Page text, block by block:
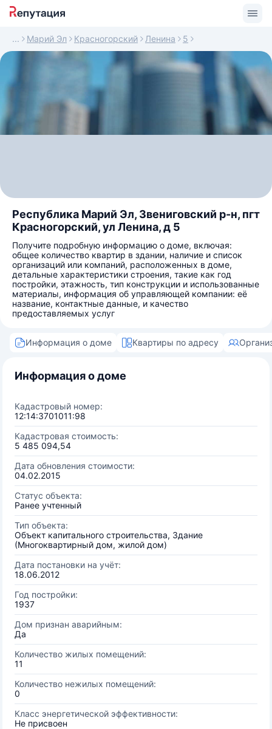
Марий Эл Красногорский Ленина 5
Республика Марий Эл, Звениговский р-н, пгт
Красногорский, ул Ленина, д 5
Получите подробную информацию о доме, включая:
общее количество квартир в здании, наличие и список
организаций или компаний, расположенных в доме,
детальные характеристики строения, такие как год
постройки, этажность, тип конструкции и использованные
материалы, информация об управляющей компании: её
название, контактные данные, и качество
предоставляемых услуг
Информация о доме Квартиры по адресу
Информация о доме
Кадастровый номер:
12:14:3701011:98
Кадастровая стоимость:
5 485 094,54
Дата обновления стоимости:
04.02.2015
Статус объекта:
Ранее учтенный
Тип объекта:
Объект капитального строительства, Здание
(Многоквартирный дом, жилой дом)
Дата постановки на учёт:
18.06.2012
Год постройки:
1937
Дом признан аварийным:
Да
Количество жилых помещений:
11
Количество нежилых помещений:
0
Класс энергетической эффективности:
Не присвоен